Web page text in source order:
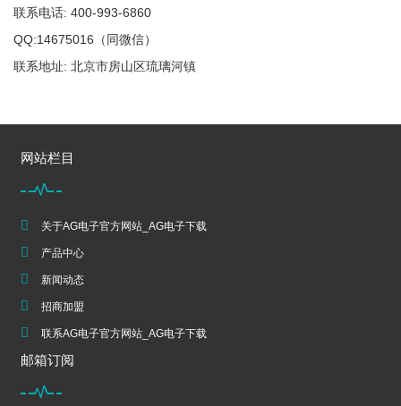
联系电话: 400-993-6860
QQ:14675016（同微信）
联系地址: 北京市房山区琉璃河镇
网站栏目
关于AG电子官方网站_AG电子下载
产品中心
新闻动态
招商加盟
联系AG电子官方网站_AG电子下载
邮箱订阅